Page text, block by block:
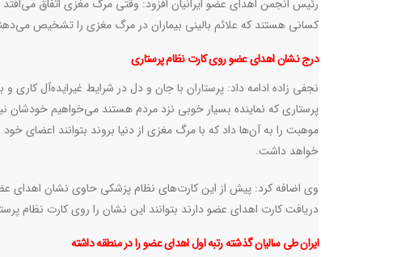
رئیس انجمن اهدای عضو ایرانیان افزود: وقتی مرگ مغزی اتفاق
کسانی هستند که علائم بالینی بیماران در مرگ مغزی را تشخیص
درج نشان اهدای عضو روی کارت نظام پرستاری
نجفی زاده ادامه داد: پرستاران با جان و دل در شرایط غیرایده‌آل
پرستاری که نماینده بسیار خوبی نزد مردم هستند می‌خواهیم خودشان
موهبت را به آن‌ها داد که با مرگ مغزی از دنیا بروند بتوانند اعضای خود
خواهد داشت.
وی اضافه کرد: پیش از این کارت‌های نظام پزشکی حاوی نشان اهدای
دریافت کارت اهدای عضو دارند بتوانند این نشان را روی کارت نظام
ایران طی سالیان گذشته رتبه اول اهدای عضو را در منطقه داشته